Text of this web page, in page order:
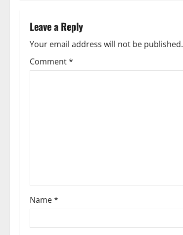
n
a
v
o
n
Leave a Reply
Your email address will not be published.
Comment*
Name*